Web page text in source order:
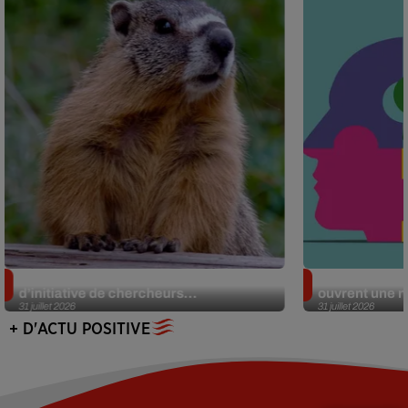
31 juillet 2026
d’initiative de chercheurs...
31 juillet 2026
ouvrent une
+ D'ACTU POSITIVE